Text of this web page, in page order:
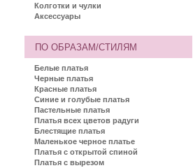
Колготки и чулки
Аксессуары
ПО ОБРАЗАМ/СТИЛЯМ
Белые платья
Черные платья
Красные платья
Синие и голубые платья
Пастельные платья
Платья всех цветов радуги
Блестящие платья
Маленькое черное платье
Платья с открытой спиной
Платья с вырезом